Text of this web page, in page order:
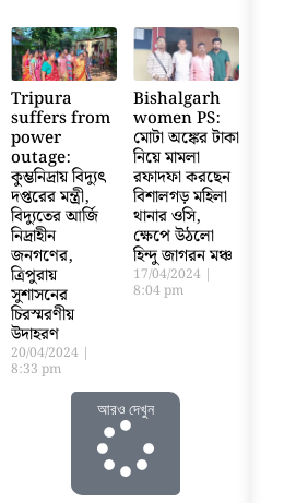
Tripura
suffers from
power
outage:
কুম্ভনিদ্রায় বিদ্যুৎ
দপ্তরের মন্ত্রী,
বিদ্যুতের আর্জি
নিদ্রাহীন
জনগণের,
ত্রিপুরায়
সুশাসনের
চিরস্মরণীয়
উদাহরণ
20/04/2024
8:33 pm
Bishalgarh
women PS:
মোটা অঙ্কের টাকা
নিয়ে মামলা
রফাদফা করছেন
বিশালগড় মহিলা
থানার ওসি,
ক্ষেপে উঠলো
হিন্দু জাগরন মঞ্চ
17/04/2024
8:04 pm
আরও দেখুন